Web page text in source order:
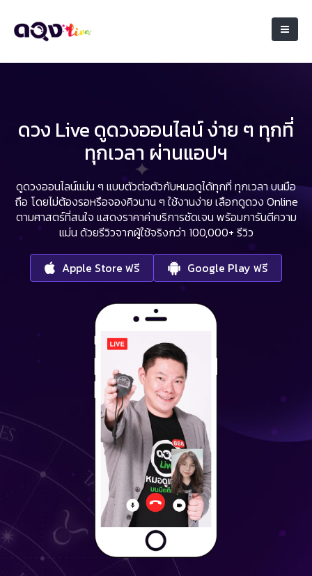
ดวง Live ดูดวงออนไลน์ ง่าย ๆ ทุกที่
ทุกเวลา ผ่านแอปฯ
ดูดวงออนไลน์แม่น ๆ แบบตัวต่อตัวกับหมอดูได้ทุกที่ ทุกเวลา บนมือ
ถือ โดยไม่ต้องรอหรือจองคิวนาน ๆ ใช้งานง่าย เลือกดูดวง Online
ตามศาสตร์ที่สนใจ แสดงราคาค่าบริการชัดเจน พร้อมการันตีความ
แม่น ด้วยรีวิวจากผู้ใช้จริงกว่า 100,000+ รีวิว
Apple Store ฟรี Google Play ฟรี